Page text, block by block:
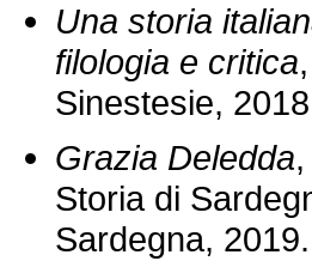
Una storia
filologia e critica
Sinestesie,
Grazia Deledda
Storia di
Sardegna, 2019.